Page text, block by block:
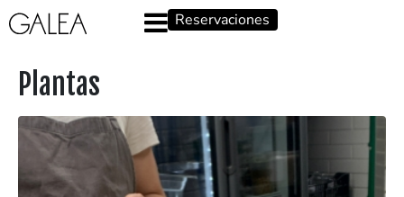
Reservaciones
Plantas